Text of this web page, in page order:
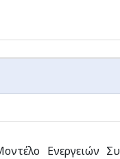
Ενεργειών